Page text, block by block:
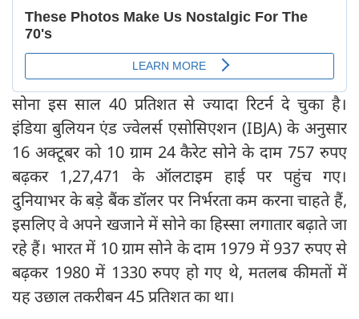
सोना इस साल 40 प्रतिशत से ज्यादा रिटर्न दे चुका है।
इंडिया बुलियन एंड ज्वेलर्स एसोसिएशन (IBJA) के अनुसार
16 अक्टूबर को 10 ग्राम 24 कैरेट सोने के दाम 757 रुपए
बढ़कर 1,27,471 के ऑलटाइम हाई पर पहुंच गए।
दुनियाभर के बड़े बैंक डॉलर पर निर्भरता कम करना चाहते हैं,
इसलिए वे अपने खजाने में सोने का हिस्सा लगातार बढ़ाते जा
रहे हैं। भारत में 10 ग्राम सोने के दाम 1979 में 937 रुपए से
बढ़कर 1980 में 1330 रुपए हो गए थे, मतलब कीमतों में
यह उछाल तकरीबन 45 प्रतिशत का था।